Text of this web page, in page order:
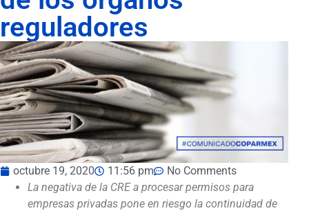
reguladores
octubre 19, 2020 11:56 pm
No Comments
La negativa de la CRE a procesar permisos para
empresas privadas pone en riesgo la continuidad de